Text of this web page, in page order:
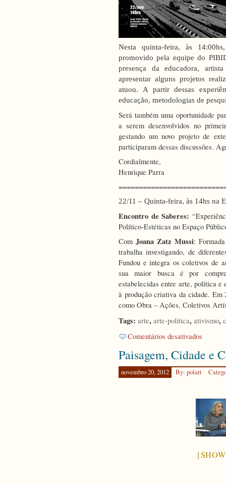
Nesta quinta-feira, às
promovido pela equipe do
presença da educadora,
apresentar alguns projetos
atuou. A partir dessas
educação, metodologias de
Será também uma oportunidade
a serem desenvolvidos no
gestando um novo projeto de
participaram dessas discussões.
Cordialmente,
Henrique Parra
22/11 – Quinta-feira, às 14hs na
Encontro de Saberes:
Político-Estéticas no Espaço
ComJoana Zatz Mussi:
trabalha investigando, de
Fundou e integra os coletivos de
sua maior busca é por
estabelecidas entre arte, política e
à produção criativa da cidade. Em
como Obra – Ações, Coletivos
Tags: arte, arte-política, ativismo,
Comentários desativados
de
Social,
Educação
Político-
no
Paisagem, Cidade e
novembro 20, 2012 By: polart